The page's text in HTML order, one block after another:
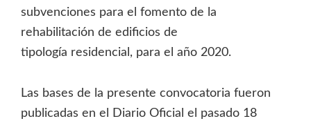
subvenciones para el fomento de la
rehabilitación de edificios de
tipología residencial, para el año 2020.
Las bases de la presente convocatoria fueron
publicadas en el Diario Oficial el pasado 18